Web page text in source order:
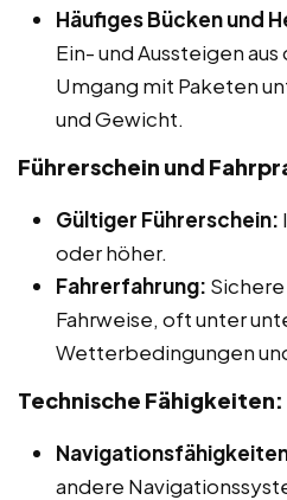
Häufiges Bücken und
Ein- und Aussteigen
Umgang mit Paketen
und Gewicht.
Führerschein und
Gültiger Führerschein:
oder höher.
Fahrerfahrung:
Fahrweise, oft unter
Wetterbedingungen
Technische Fähigkeiten:
andere